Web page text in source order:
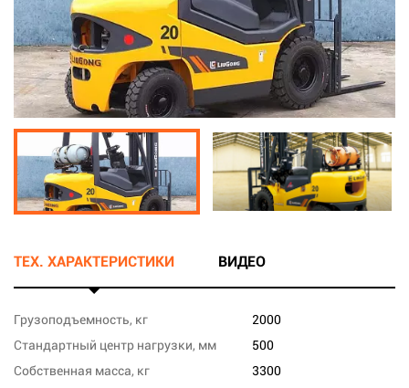
ТЕХ. ХАРАКТЕРИСТИКИ ВИДЕО
Грузоподъемность, кг
2000
Стандартный центр нагрузки, мм
500
Собственная масса, кг
3300